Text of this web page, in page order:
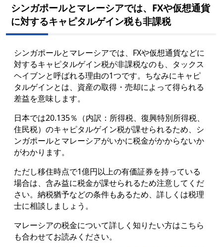
シンガポールとマレーシアでは、FXや仮想通貨
に対するキャピタルゲイン税も非課税
シンガポールとマレーシアでは、FXや仮想通貨などに
対するキャピタルゲイン税が非課税なのも、タックス
ヘイブンと呼ばれる理由の1つです。ちなみにキャピ
タルゲインとは、資産の取得・売却によって得られる
差益を意味します。
日本では20.135％（内訳：所得税、復興特別所得税、
住民税）のキャピタルゲイン税が課せられるため、シ
ンガポールとマレーシアがいかに税金がかからないか
がわかります。
ただし移住時点で1億円以上の有価証券を持っている
場合は、含み益に税金が課せられるため注意してくだ
さい。納税猶予などの条件もあるため、詳しくは税理
士に相談しましょう。
マレーシアの税金について詳しく知りたい方はこちら
も合わせてお読みください。